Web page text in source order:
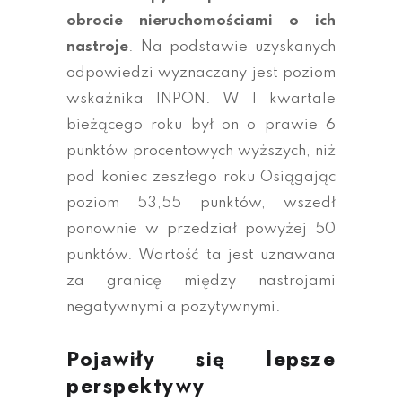
obrocie nieruchomościami o ich
nastroje. Na podstawie uzyskanych
odpowiedzi wyznaczany jest poziom
wskaźnika INPON. W I kwartale
bieżącego roku był on o prawie 6
punktów procentowych wyższych, niż
pod koniec zeszłego roku Osiągając
poziom 53,55 punktów, wszedł
ponownie w przedział powyżej 50
punktów. Wartość ta jest uznawana
za granicę między nastrojami
negatywnymi a pozytywnymi.
Pojawiły się lepsze
perspektywy